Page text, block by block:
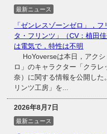
最新ニュース
「ゼンレスゾーンゼロ」，
タ・フリンツ」（CV：植田
は電気で，特性は不明
HoYoverseは本日，アクシ
ロ」のキャラクター「クラ
奈）に関する情報を公開し
リンツ工房」を...
2026年8月7日
最新ニュース